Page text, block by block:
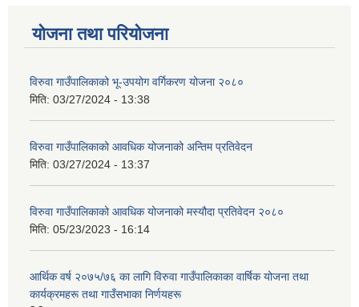
योजना तथा परियोजना
विरुवा गाउँपालिकाको भू-उपयोग वर्गिकरण योजना २०८०
मिति: 03/27/2024 - 13:38
विरुवा गाउँपालिकाको आवधिक योजनाको अन्तिम प्रतिवेदन
मिति: 03/27/2024 - 13:37
विरुवा गाउँपालिकाको आवधिक योजनाको मस्यौदा प्रतिवेदन २०८०
मिति: 05/23/2023 - 16:14
आर्थिक वर्ष २०७५/७६ का लागि विरुवा गाउँपालिकाका वार्षिक योजना तथा
कार्यक्रमहरू तथा गाउँसभाका निर्णयहरू